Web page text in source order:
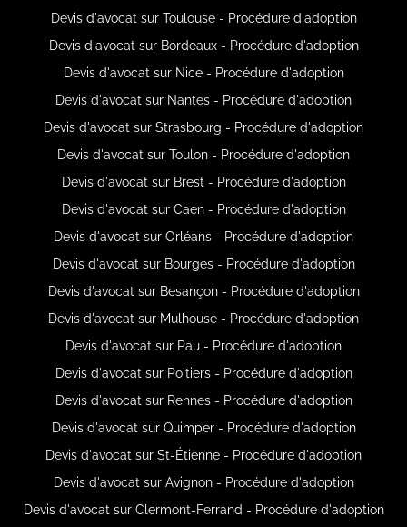
Devis d'avocat sur Toulouse - Procédure d'adoption
Devis d'avocat sur Bordeaux - Procédure d'adoption
Devis d'avocat sur Nice - Procédure d'adoption
Devis d'avocat sur Nantes - Procédure d'adoption
Devis d'avocat sur Strasbourg - Procédure d'adoption
Devis d'avocat sur Toulon - Procédure d'adoption
Devis d'avocat sur Brest - Procédure d'adoption
Devis d'avocat sur Caen - Procédure d'adoption
Devis d'avocat sur Orléans - Procédure d'adoption
Devis d'avocat sur Bourges - Procédure d'adoption
Devis d'avocat sur Besançon - Procédure d'adoption
Devis d'avocat sur Mulhouse - Procédure d'adoption
Devis d'avocat sur Pau - Procédure d'adoption
Devis d'avocat sur Poitiers - Procédure d'adoption
Devis d'avocat sur Rennes - Procédure d'adoption
Devis d'avocat sur Quimper - Procédure d'adoption
Devis d'avocat sur St-Étienne - Procédure d'adoption
Devis d'avocat sur Avignon - Procédure d'adoption
Devis d'avocat sur Clermont-Ferrand - Procédure d'adoption